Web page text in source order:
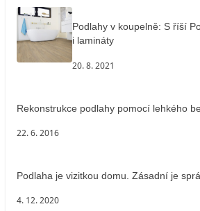
Podlahy v koupelně: S říší
i lamináty
20. 8. 2021
Rekonstrukce podlahy pomocí lehkého
22. 6. 2016
Podlaha je vizitkou domu. Zásadní je
4. 12. 2020